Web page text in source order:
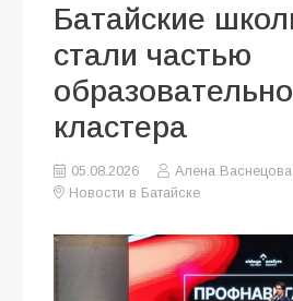
Батайские
стали частью
кластера
05.08.2026
Алена Васнецова
Новости в Батайске